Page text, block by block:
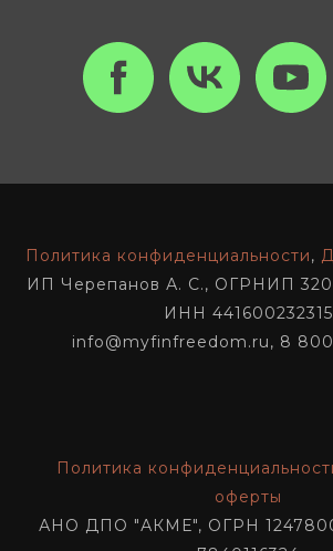
Политика конфиденциальности,
ИП Черепанов А. С., ОГРНИП
ИНН 441600232315
info@myfinfreedom.ru, 8 800
Политика
оферты
АНО ДПО "АКМЕ", ОГРН